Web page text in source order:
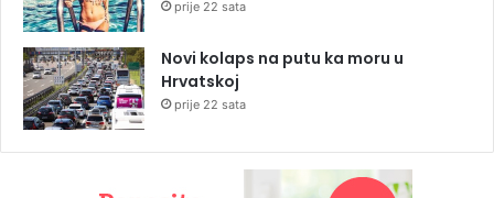
prije 22 sata
Novi kolaps na putu ka moru u
Hrvatskoj
prije 22 sata